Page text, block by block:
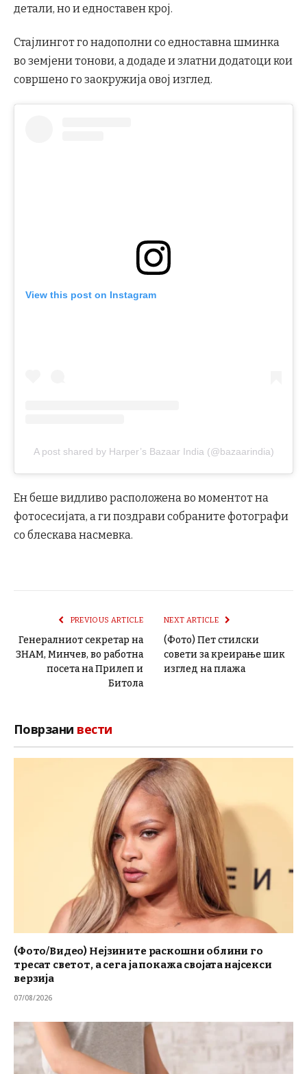
детали, но и едноставен крој.
Стајлингот го надополни со едноставна шминка
во земјени тонови, а додаде и златни додатоци кои
совршено го заокружија овој изглед.
View this post on Instagram
A post shared by Harper’s Bazaar India (@bazaarindia)
Ен беше видливо расположена во моментот на
фотосесијата, а ги поздрави собраните фотографи
со блескава насмевка.
PREVIOUS ARTICLE
Генералниот секретар на
ЗНАМ, Минчев, во работна
посета на Прилеп и
Битола
NEXT ARTICLE
(Фото) Пет стилски
совети за креирање шик
изглед на плажа
Поврзани вести
(Фото/Видео) Нејзините раскошни облини го
тресат светот, а сега ја покажа својата најсекси
верзија
07/08/2026